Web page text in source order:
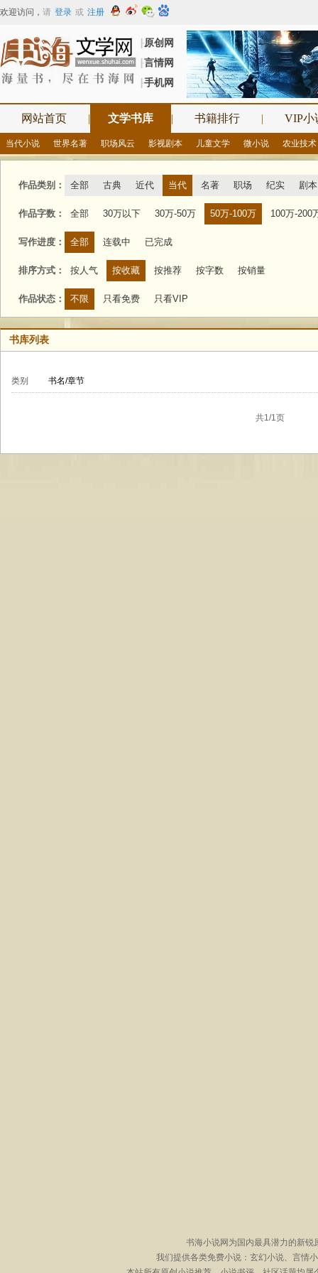
欢迎访问 ， 请 登录 或 注册
┠原创网
┠言情网
┠手机网
网站首页 | 文学书库 | 书籍排行 | VIP小
当代小说 世界名著 职场风云 影视剧本 儿童文学 微小说 农业技术
作品类别： 全部 古典 近代 当代 名著 职场 纪实 剧本
作品字数： 全部 30万以下 30万-50万 50万-100万 100万-200
写作进度： 全部 连载中 已完成
排序方式： 按人气 按收藏 按推荐 按字数 按销量
作品状态： 不限 只看免费 只看VIP
书库列表
类别 书名/章节
共1/1页
书海小说网为国内最具潜力的新
我们提供各类免费小说：玄幻小说、言情